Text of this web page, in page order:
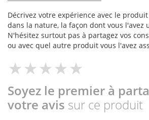
Décrivez votre expérience avec le produit
dans la nature, la façon dont vous l'avez
N'hésitez surtout pas à partagez vos
ou avec quel autre produit vous l'avez
Soyez le premier à
votre avis sur ce produit